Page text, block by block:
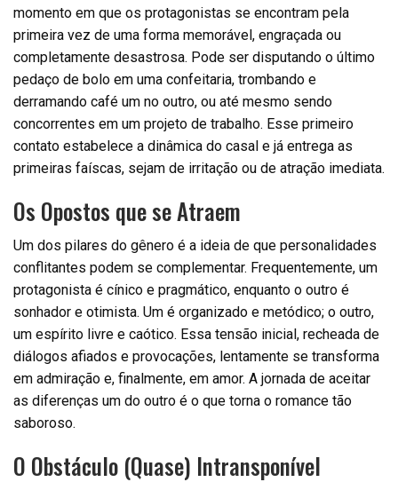
momento em que os protagonistas se encontram pela
primeira vez de uma forma memorável, engraçada ou
completamente desastrosa. Pode ser disputando o último
pedaço de bolo em uma confeitaria, trombando e
derramando café um no outro, ou até mesmo sendo
concorrentes em um projeto de trabalho. Esse primeiro
contato estabelece a dinâmica do casal e já entrega as
primeiras faíscas, sejam de irritação ou de atração imediata.
Os Opostos que se Atraem
Um dos pilares do gênero é a ideia de que personalidades
conflitantes podem se complementar. Frequentemente, um
protagonista é cínico e pragmático, enquanto o outro é
sonhador e otimista. Um é organizado e metódico; o outro,
um espírito livre e caótico. Essa tensão inicial, recheada de
diálogos afiados e provocações, lentamente se transforma
em admiração e, finalmente, em amor. A jornada de aceitar
as diferenças um do outro é o que torna o romance tão
saboroso.
O Obstáculo (Quase) Intransponível